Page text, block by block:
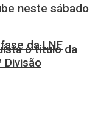
neste sábado
da LNF
o título da
Divisão